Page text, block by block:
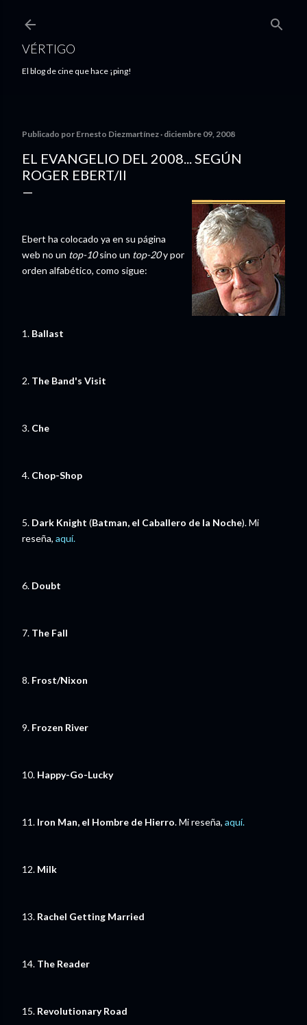
VÉRTIGO
El blog de cine que hace ¡ping!
Publicado por Ernesto Diezmartínez diciembre 09, 2008
EL EVANGELIO DEL 2008... SEGÚN
ROGER EBERT/II
Ebert ha colocado ya en su página
web no un top-10sino un top-20y por
orden alfabético, como sigue:
1. Ballast
2. The Band's Visit
3. Che
4. Chop-Shop
5. Dark Knight (Batman, el Caballero de la Noche). Mi
reseña, aquí.
6. Doubt
7. The Fall
8. Frost/Nixon
9. Frozen River
10. Happy-Go-Lucky
11. Iron Man, el Hombre de Hierro. Mi reseña, aquí.
12. Milk
13. Rachel Getting Married
14. The Reader
15. Revolutionary Road